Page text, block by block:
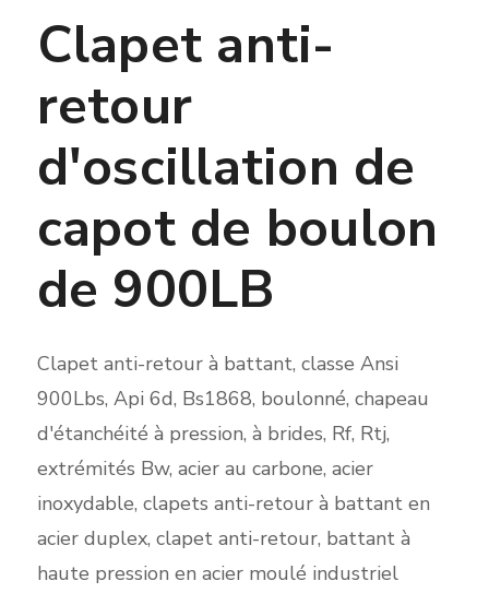
Clapet anti-
retour
d'oscillation de
capot de boulon
de 900LB
Clapet anti-retour à battant, classe Ansi
900Lbs, Api 6d, Bs1868, boulonné, chapeau
d'étanchéité à pression, à brides, Rf, Rtj,
extrémités Bw, acier au carbone, acier
inoxydable, clapets anti-retour à battant en
acier duplex, clapet anti-retour, battant à
haute pression en acier moulé industriel